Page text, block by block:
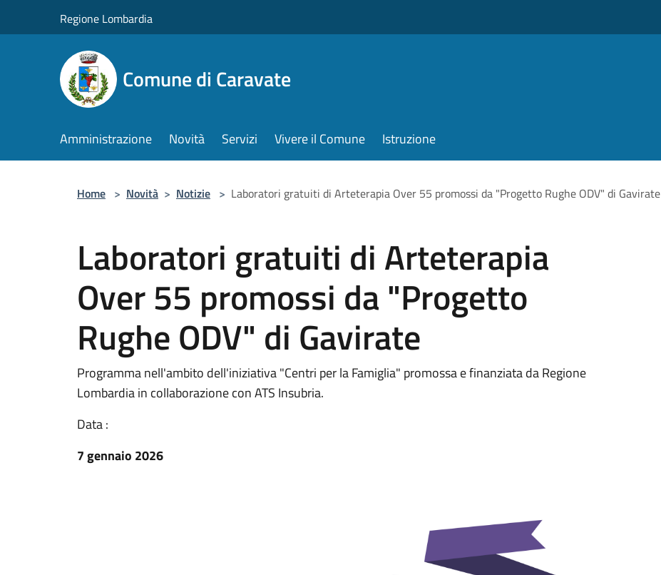
Regione Lombardia
Comune di Caravate
Amministrazione Novità Servizi Vivere il Comune Istruzione
Home > Novità > Notizie > Laboratori gratuiti di Arteterapia Over 55 promossi da "Progetto Rughe ODV" di Gavirate
Laboratori gratuiti di Arteterapia
Over 55 promossi da "Progetto
Rughe ODV" di Gavirate
Programma nell'ambito dell'iniziativa "Centri per la Famiglia" promossa e finanziata da Regione
Lombardia in collaborazione con ATS Insubria.
Data :
7 gennaio 2026